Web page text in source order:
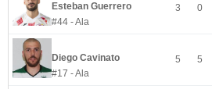
Esteban Guerrero
#44 - Ala
3 0
Diego Cavinato
#17 - Ala
5 5